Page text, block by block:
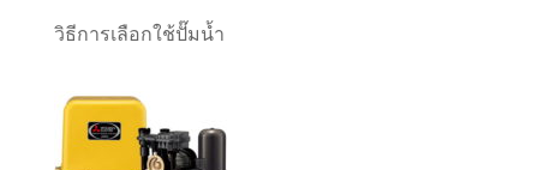
วิธีการเลือกใช้ปั๊มน้ำ